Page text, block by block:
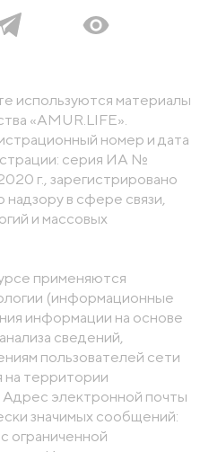
используются материалы
«AMUR.LIFE».
номер и дата
серия ИА №
г., зарегистрировано
в сфере связи,
и массовых
применяются
(информационные
информации на основе
сведений,
пользователей сети
территории
электронной почты
значимых сообщений:
ограниченной